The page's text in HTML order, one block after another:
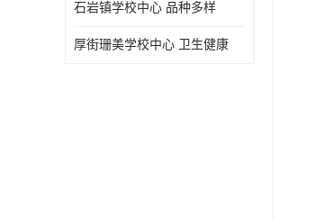
石岩镇学校中心 品种多样
厚街珊美学校中心 卫生健康